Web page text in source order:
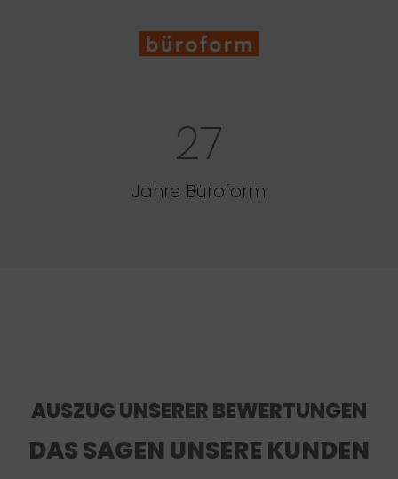
27
Jahre Büroform
AUSZUG UNSERER BEWERTUNGEN
DAS SAGEN UNSERE KUNDEN